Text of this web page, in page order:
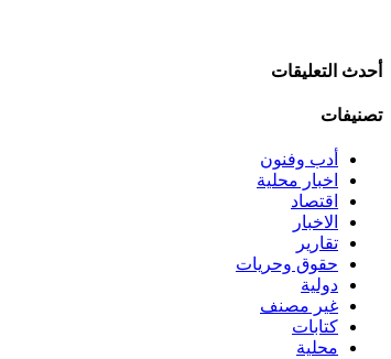
أحدث التعليقات
تصنيفات
أدب وفنون
اخبار محلية
اقتصاد
الاخبار
تقارير
حقوق وحريات
دولية
غير مصنف
كتابات
محلية